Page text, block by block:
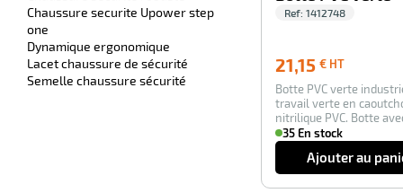
Chaussure securite Upower step
one
Dynamique ergonomique
Lacet chaussure de sécurité
Semelle chaussure sécurité
Ref: 1412748
21,15 € HT
HT
Botte PVC verte
travail verte en
nitrilique PVC. Botte
texti…
35 En stock
Ajouter au